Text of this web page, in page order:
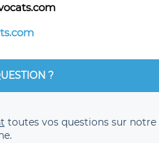
?
toutes vos questions sur